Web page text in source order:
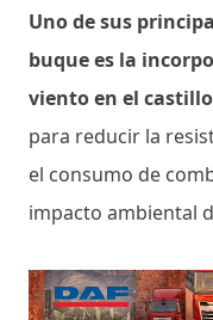
Uno de sus
buque es la
viento en el
para reducir la
el consumo de
impacto ambiental